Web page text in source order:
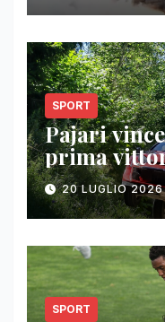
SPORT
Pajari
prima
20 LUGLIO
SPORT